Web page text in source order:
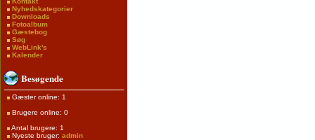
Nyhedskategorier
Downloads
Fotoalbum
Gæstebog
Søg
WebLink's
Kalender
Besøgende
Gæster online: 1
Brugere online: 0
Antal brugere: 1
Nyeste bruger: admin